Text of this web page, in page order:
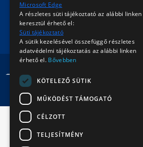
Írjon nekünk!
ÁRVERÉSEK
Microsoft Edge
A részletes süti tájékoztató az alábbi linken
keresztül érhető el:
Süti tájékoztató
A sütik kezelésével összefüggő részletes
adatvédelmi tájékoztatás az alábbi linken
érhető el. Bővebben
KÖTELEZŐ SÜTIK
MŰKÖDÉST TÁMOGATÓ
CÉLZOTT
TELJESÍTMÉNY